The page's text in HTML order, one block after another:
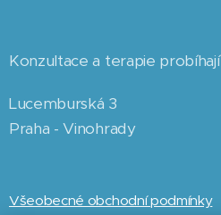
Konzultace a terapie probíhají
Lucemburská 3
Praha - Vinohrady
Všeobecné obchodní podmínky